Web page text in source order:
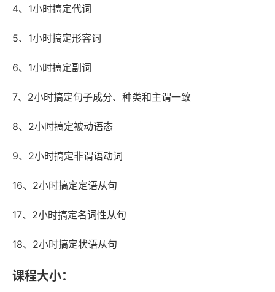
4、1小时搞定代词
5、1小时搞定形容词
6、1小时搞定副词
7、2小时搞定句子成分、种类和主谓一致
8、2小时搞定被动语态
9、2小时搞定非谓语动词
16、2小时搞定定语从句
17、2小时搞定名词性从句
18、2小时搞定状语从句
课程大小：